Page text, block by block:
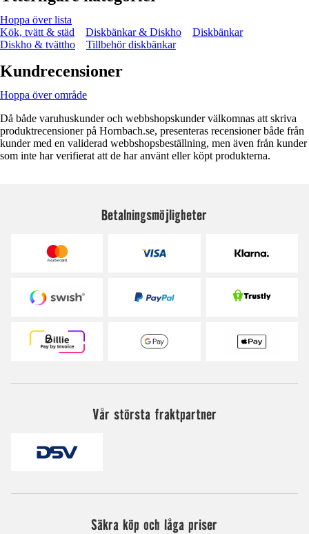
Hoppa över lista
Kök, tvätt & städ
Diskbänkar & Diskho
Diskbänkar
Diskho & tvättho
Tillbehör diskbänkar
Kundrecensioner
Hoppa över område
Då både varuhuskunder och webbshopskunder välkomnas att skriva
produktrecensioner på Hornbach.se, presenteras recensioner både från
kunder med en validerad webbshopsbeställning, men även från kunder
som inte har verifierat att de har använt eller köpt produkterna.
Betalningsmöjligheter
Vår största fraktpartner
Säkra köp och låga priser